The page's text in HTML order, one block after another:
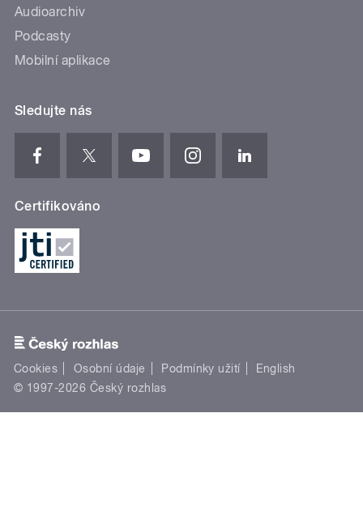
Audioarchiv
Podcasty
Mobilní aplikace
Sledujte nás
Certifikováno
Cookies Osobní údaje Podmínky užití
English
© 1997-2026 Český rozhlas